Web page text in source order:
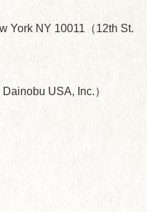
York NY 10011（12th St.
USA, Inc.）